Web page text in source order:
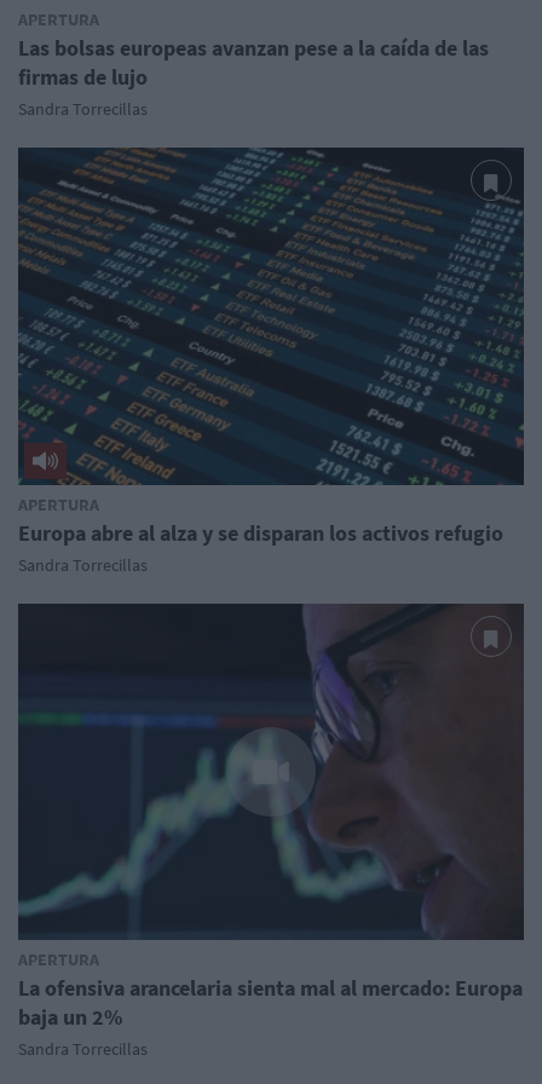
APERTURA
Las bolsas europeas avanzan pese a la caída de las
firmas de lujo
Sandra Torrecillas
APERTURA
Europa abre al alza y se disparan los activos refugio
Sandra Torrecillas
APERTURA
La ofensiva arancelaria sienta mal al mercado: Europa
baja un 2%
Sandra Torrecillas